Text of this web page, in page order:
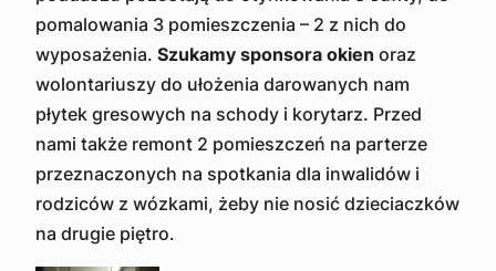
pomalowania 3 pomieszczenia – 2 z nich do
wyposażenia. Szukamy sponsora okien oraz
wolontariuszy do ułożenia darowanych nam
płytek gresowych na schody i korytarz. Przed
nami także remont 2 pomieszczeń na parterze
przeznaczonych na spotkania dla inwalidów i
rodziców z wózkami, żeby nie nosić dzieciaczków
na drugie piętro.